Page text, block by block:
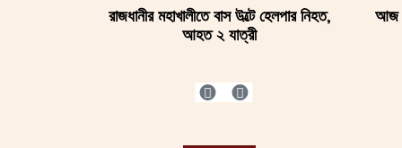
রাজধানীর মহাখালীতে বাস উল্টে হেলপার নিহত,
আহত ২ যাত্রী
এবার দুদকের মামলায় গ্রেপ্তার মাসুদ উদ্দিন
চৌধুরী
আজ